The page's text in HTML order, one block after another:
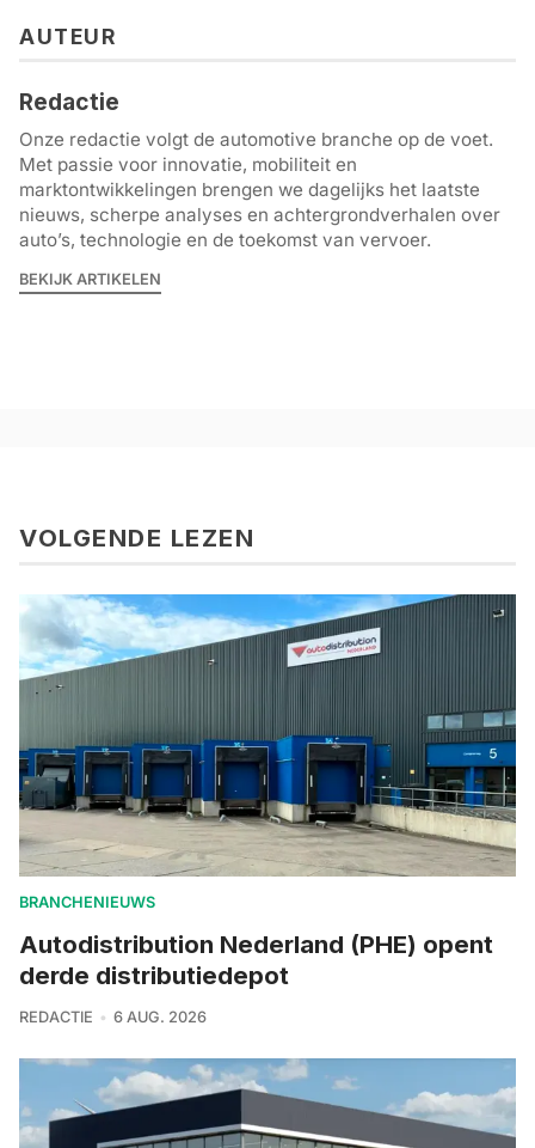
AUTEUR
Redactie
Onze redactie volgt de automotive branche op de voet.
Met passie voor innovatie, mobiliteit en
marktontwikkelingen brengen we dagelijks het laatste
nieuws, scherpe analyses en achtergrondverhalen over
auto’s, technologie en de toekomst van vervoer.
BEKIJK ARTIKELEN
VOLGENDE LEZEN
BRANCHENIEUWS
Autodistribution Nederland (PHE) opent
derde distributiedepot
REDACTIE 6 AUG. 2026